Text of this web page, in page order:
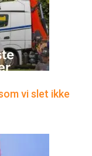
vi slet ikke